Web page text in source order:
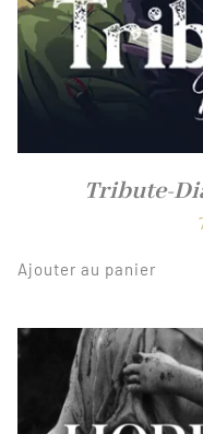
Tribute-
Ajouter au panier